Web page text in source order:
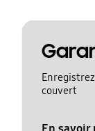
couvert